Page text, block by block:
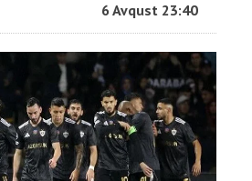
6 Avqust 23:40